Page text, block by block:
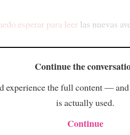
esperar para leer las nuevas
Continue the
experience the full content —
is actually used.
Continue